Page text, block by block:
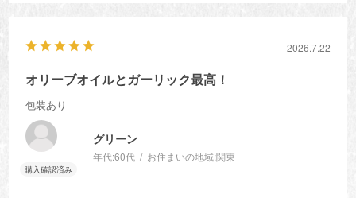
2026.7.22
オリーブオイルとガーリック最高！
包装あり
グリーン
年代:60代 お住まいの地域:関東